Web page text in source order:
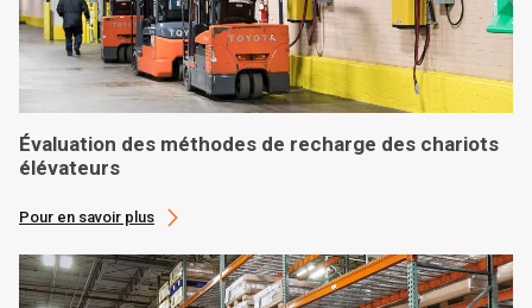
Évaluation des méthodes de recharge des chariots
élévateurs
Pour en savoir plus